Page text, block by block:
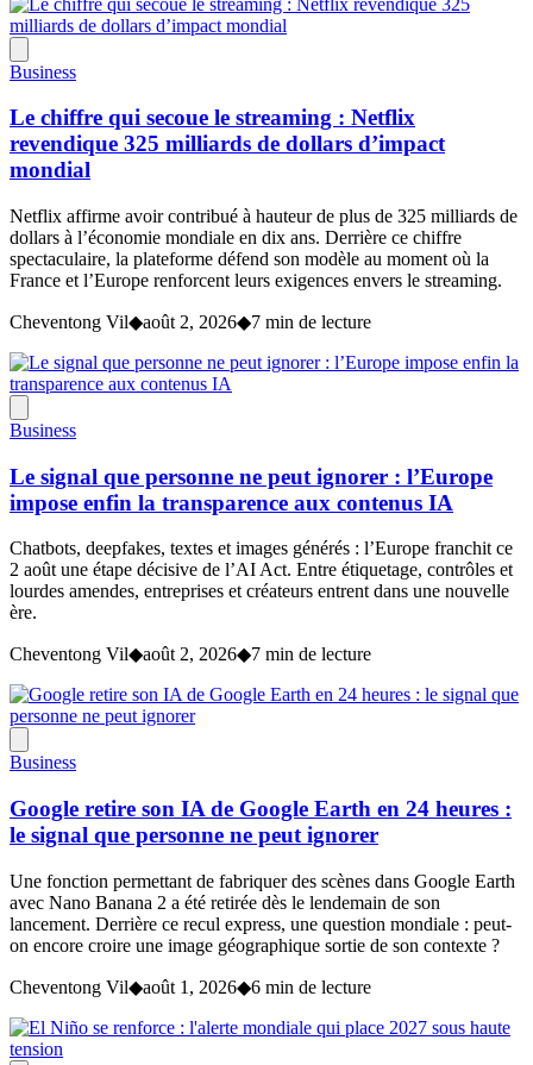
Business
Le chiffre qui secoue le streaming : Netflix
revendique 325 milliards de dollars d’impact
mondial
Netflix affirme avoir contribué à hauteur de plus de 325 milliards de
dollars à l’économie mondiale en dix ans. Derrière ce chiffre
spectaculaire, la plateforme défend son modèle au moment où la
France et l’Europe renforcent leurs exigences envers le streaming.
Cheventong Vil◆août 2, 2026◆7 min de lecture
Business
Le signal que personne ne peut ignorer : l’Europe
impose enfin la transparence aux contenus IA
Chatbots, deepfakes, textes et images générés : l’Europe franchit ce
2 août une étape décisive de l’AI Act. Entre étiquetage, contrôles et
lourdes amendes, entreprises et créateurs entrent dans une nouvelle
ère.
Cheventong Vil◆août 2, 2026◆7 min de lecture
Business
Google retire son IA de Google Earth en 24 heures :
le signal que personne ne peut ignorer
Une fonction permettant de fabriquer des scènes dans Google Earth
avec Nano Banana 2 a été retirée dès le lendemain de son
lancement. Derrière ce recul express, une question mondiale : peut-
on encore croire une image géographique sortie de son contexte ?
Cheventong Vil◆août 1, 2026◆6 min de lecture